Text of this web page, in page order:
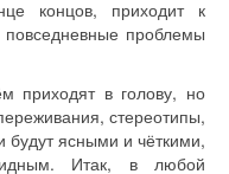
концов, приходит к
проблемы
приходят в голову, но
стереотипы,
будут ясными и чёткими,
Итак, в любой